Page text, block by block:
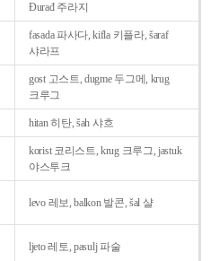
Ðurađ 주라지
fasada 파사다, kifla 키플라, šaraf
샤라프
gost 고스트, dugme 두그메, krug
크루그
hitan 히탄, šah 샤흐
korist 코리스트, krug 크루그, jastuk
야스투크
levo 레보, balkon 발콘, šal 샬
ljeto 레토, pasulj 파술